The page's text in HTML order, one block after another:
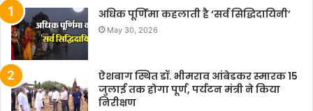
अधिक पूर्णिमा कहलाती है ‘सर्व सिद्धिदायिनी’
May 30, 2026
ऐशबाग स्थित डॉ. भीमराव आंबेडकर स्मारक 15
जुलाई तक होगा पूर्ण, पर्यटन मंत्री ने किया
निरीक्षण